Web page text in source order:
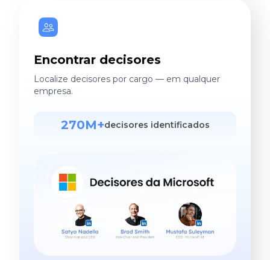
Encontrar decisores
Localize decisores por cargo — em qualquer
empresa.
270M+decisores identificados